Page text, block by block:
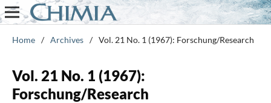
Home / Archives / Vol. 21 No. 1 (1967): Forschung/Research
Vol. 21 No. 1 (1967):
Forschung/Research